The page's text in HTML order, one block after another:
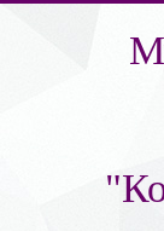
Муниципальное